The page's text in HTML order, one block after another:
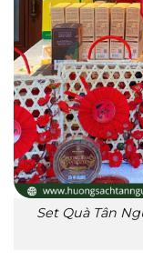
Set Quà Tân